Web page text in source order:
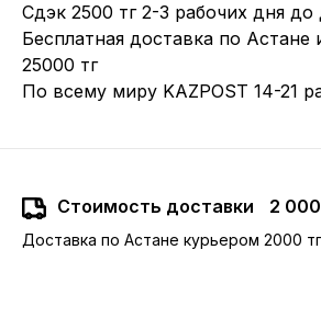
Сдэк 2500 тг 2-3 рабочих дня до
Бесплатная доставка по Астане
25000 тг
По всему миру KAZPOST 14-21
Стоимость доставки 2
Доставка по Астане курьером 2000